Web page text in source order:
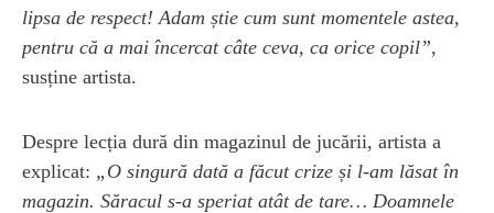
lipsa de respect! Adam știe cum sunt momentele astea,
pentru că a mai încercat câte ceva, ca orice copil”,
susține artista.
Despre lecția dură din magazinul de jucării, artista a
explicat: „O singură dată a făcut crize și l-am lăsat în
magazin. Săracul s-a speriat atât de tare… Doamnele